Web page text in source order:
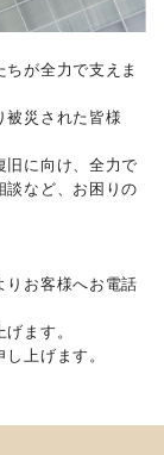
ちが全力で支えま
被災された皆様
旧に向け、全力で
談など、お困りの
りお客様へお電話
ます。
上げます。